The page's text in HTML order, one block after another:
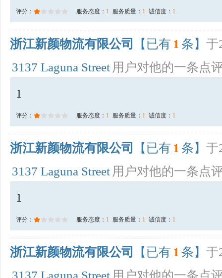
评分： 服务态度： 1 服务质量： 1 诚信度： 1
浙江新颜物流有限公司 【已有 1 条】 于
3137 Laguna Street 用户对他的一条点
1
评分： 服务态度： 1 服务质量： 1 诚信度： 1
浙江新颜物流有限公司 【已有 1 条】 于
3137 Laguna Street 用户对他的一条点
1
评分： 服务态度： 1 服务质量： 1 诚信度： 1
浙江新颜物流有限公司 【已有 1 条】 于
3137 Laguna Street 用户对他的一条点